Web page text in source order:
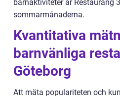
barnaktiviteter är Restaurang
sommarmånaderna.
Kvantitativa
barnvänliga
Göteborg
Att mäta populariteten och